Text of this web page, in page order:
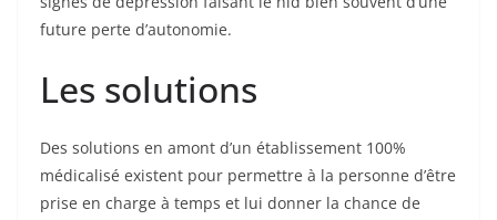
future perte d’autonomie.
Les solutions
Des solutions en amont d’un établissement 100%
médicalisé existent pour permettre à la personne d’être
prise en charge à temps et lui donner la chance de